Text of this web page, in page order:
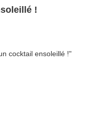
!